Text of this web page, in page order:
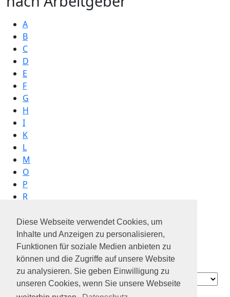
Diese Webseite verwendet Cookies, um
Inhalte und Anzeigen zu personalisieren,
Funktionen für soziale Medien anbieten zu
können und die Zugriffe auf unsere Website
zu analysieren. Sie geben Einwilligung zu
unseren Cookies, wenn Sie unsere Webseite
A
B
C
D
E
F
G
H
I
K
L
M
O
P
R
W
continental
Contact